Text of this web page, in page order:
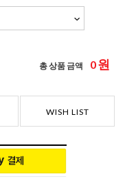
총 상품 금액 0원
WISH LIST